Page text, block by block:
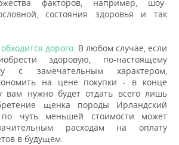
факторов, например, шоу-
состояния здоровья и так
дорого . В любом случае, если
здоровую, по-настоящему
с замечательным характером,
на цене покупки - в конце
вам нужно будет отдать всего лишь
щенка породы Ирландский
чуть меньшей стоимости может
расходам на оплату
в будущем.